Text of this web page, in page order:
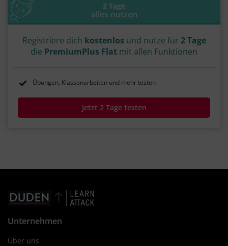
2 Tage
alles nutzen
Registriere dich kostenlos und nutze für 2 Tage
die PremiumPlus Flat mit allen Funktionen
Übungen, Klassenarbeiten und mehr testen
Jetzt 2 Tage testen
Unternehmen
Über uns